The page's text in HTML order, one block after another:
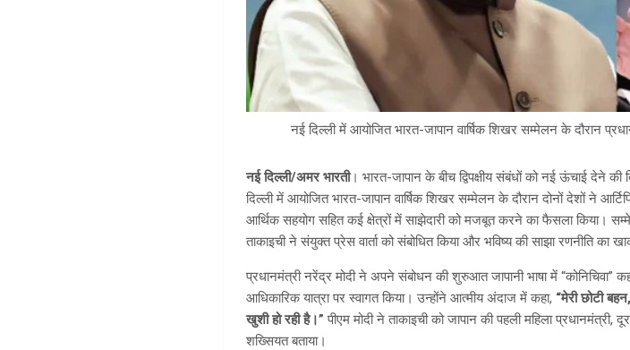
नई दिल्ली में आयोजित भारत-जापान वार्षिक शिखर सम्मेलन के दौरान
नई दिल्ली/अमर भारती। भारत-जापान के बीच द्विपक्षीय संबंधों को नई ऊंचाई देने
दिल्ली में आयोजित भारत-जापान वार्षिक शिखर सम्मेलन के दौरान दोनों देशों ने
आर्थिक सहयोग सहित कई क्षेत्रों में साझेदारी को मजबूत करने का फैसला किया।
ताकाइची ने संयुक्त प्रेस वार्ता को संबोधित किया और भविष्य की साझा रणनीति का
प्रधानमंत्री नरेंद्र मोदी ने अपने संबोधन की शुरुआत जापानी भाषा में “कोनिचिवा”
आधिकारिक यात्रा पर स्वागत किया। उन्होंने आत्मीय अंदाज में कहा, “मेरी छोटी
खुशी हो रही है।” पीएम मोदी ने ताकाइची को जापान की पहली महिला
शख्सियत बताया।